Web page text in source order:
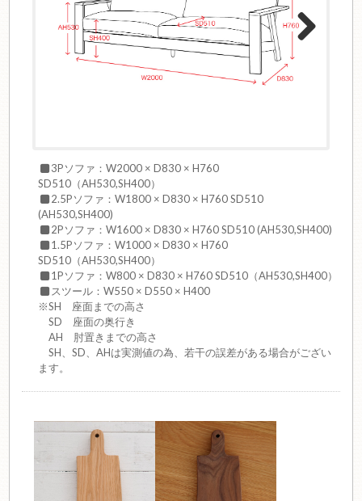
3Pソファ：W2000 × D830 × H760
SD510（AH530,SH400）
2.5Pソファ：W1800 × D830 × H760 SD510
(AH530,SH400)
2Pソファ：W1600 × D830 × H760 SD510 (AH530,SH400)
1.5Pソファ：W1000 × D830 × H760
SD510（AH530,SH400）
1Pソファ：W800 × D830 × H760 SD510（AH530,SH400）
スツール：W550 × D550 × H400
※SH 座面までの高さ
SD 座面の奥行き
AH 肘置きまでの高さ
SH、SD、AHは実測値の為、若干の誤差がある場合がござい
ます。